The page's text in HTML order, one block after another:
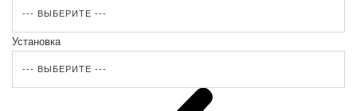
Установка